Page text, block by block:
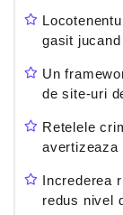
gasit
Un
de site-uri
Retelele
avertizeaza
Increderea
redus nivel